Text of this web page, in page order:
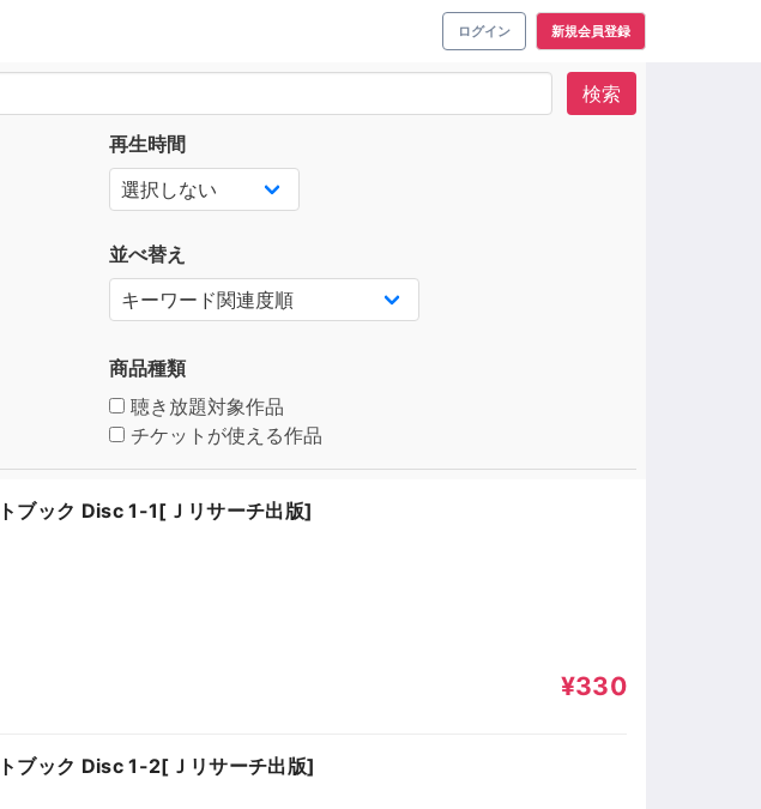
ログイン 新規会員登録
検索
再生時間
並べ替え
商品種類
聴き放題対象作品
チケットが使える作品
ブック Disc 1-1[Ｊリサーチ出版]
¥330
ブック Disc 1-2[Ｊリサーチ出版]